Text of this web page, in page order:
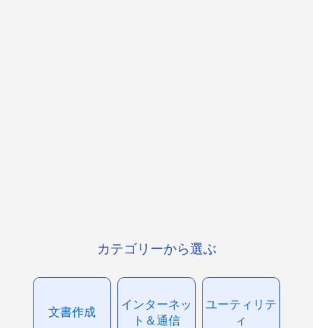
カテゴリーから選ぶ
文書作成
インターネッ
ト＆通信
ユーティリテ
ィ